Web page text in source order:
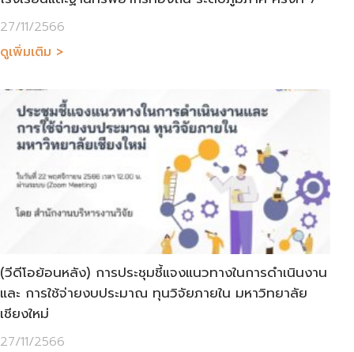
27/11/2566
ดูเพิ่มเติม >
(วีดีโอย้อนหลัง) การประชุมชี้แจงแนวทางในการดำเนินงาน
และ การใช้จ่ายงบประมาณ ทุนวิจัยภายใน มหาวิทยาลัย
เชียงใหม่
27/11/2566